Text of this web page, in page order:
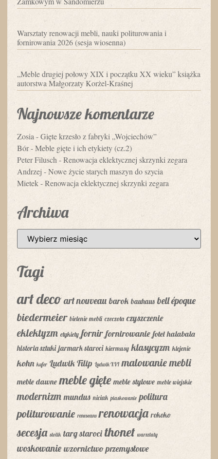
Warsztaty renowacji mebli, nauki politurowania i
fornirowania 2026 (sesja wiosenna)
„Meble drugiej połowy XIX i początku XX wieku” książka
autorstwa Małgorzaty Korżel-Kraśnej
Najnowsze komentarze
Zosia -Gięte krzesło z fabryki „Wojciechów”
Bór-Meble gięte i ich etykiety (cz.2)
Peter Filusch -Renowacja eklektycznej skrzynki zegara
Andrzej -Nowe życie starych maszyn do szycia
Mietek-Renowacja eklektycznej skrzynki zegara
Archiwa
Tagi
art deco art nouveau barok bauhaus bell époque
biedermeier bielenie mebli czeczota czyszczenie
eklektyzm etykiety fornir fornirowanie fotel halabala
historia sztuki jarmark staroci kiermusy klasycyzm klejenie
kohn kufer Ludwik Filip Ludwik XVI malowanie mebli
meble dawne meble gięte meble stylowe meble wiejskie
modernizm mundus niciak piaskowanie politura
politurowanie reneseans renowacja rokoko
secesja stolik targ staroci thonet warsztaty
woskowanie wzornictwo przemysłowe